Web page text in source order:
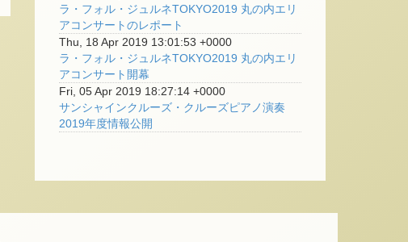
ラ・フォル・ジュルネTOKYO2019 丸の内エリ
アコンサートのレポート
Thu, 18 Apr 2019 13:01:53 +0000
ラ・フォル・ジュルネTOKYO2019 丸の内エリ
アコンサート開幕
Fri, 05 Apr 2019 18:27:14 +0000
サンシャインクルーズ・クルーズピアノ演奏
2019年度情報公開